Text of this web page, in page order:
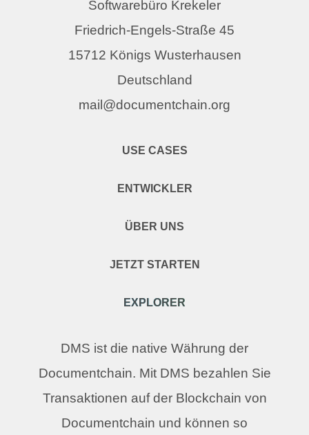
Softwarebüro Krekeler
Friedrich-Engels-Straße 45
15712 Königs Wusterhausen
Deutschland
mail@documentchain.org
USE CASES
ENTWICKLER
ÜBER UNS
JETZT STARTEN
EXPLORER
DMS ist die native Währung der
Documentchain. Mit DMS bezahlen Sie
Transaktionen auf der Blockchain von
Documentchain und können so